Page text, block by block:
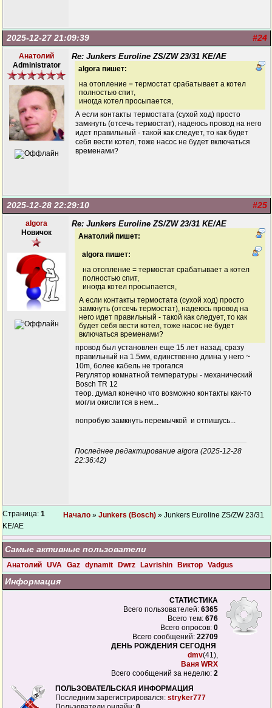
#24
2025-12-27 21:09:39
Анатолий
Administrator
Re: Junkers Euroline ZS/ZW 23/31 KE/AE
algora пишет:
на отопление = термостат срабатывает а котел
полностью спит,
иногда котел просыпается,
А если контакты термостата (сухой ход) просто
замкнуть (отсечь термостат), надеюсь провод на него
идет правильный - такой как следует, то как будет
себя вести котел, тоже насос не будет включаться
временами?
#25
2025-12-28 22:29:10
algora
Новичок
Re: Junkers Euroline ZS/ZW 23/31 KE/AE
Анатолий пишет:
algora пишет:
на отопление = термостат срабатывает а котел
полностью спит,
иногда котел просыпается,
А если контакты термостата (сухой ход) просто
замкнуть (отсечь термостат), надеюсь провод на
него идет правильный - такой как следует, то как
будет себя вести котел, тоже насос не будет
включаться временами?
провод был установлен еще 15 лет назад, сразу
правильный на 1.5мм, единственно длина у него ~
10m, более кабель не трогался
Регулятор комнатной температуры - механический
Bosch TR 12
теор. думал конечно что возможно контакты как-то
могли окислится в нем...
попробую замкнуть перемычкой и отпишусь...
Последнее редактирование algora (2025-12-28
22:36:42)
Страница: 1 Начало » Junkers (Bosch) » Junkers Euroline ZS/ZW 23/31
KE/AE
Самые активные пользователи
Анатолий UVA Gaz dynamit Dwrz Lavrishin Виктор Vadgus
Информация
СТАТИСТИКА
Всего пользователей: 6365
Всего тем: 676
Всего опросов: 0
Всего сообщений: 22709
ДЕНЬ РОЖДЕНИЯ СЕГОДНЯ
dmv(41),
Ваня WRX
Всего сообщений за неделю: 2
ПОЛЬЗОВАТЕЛЬСКАЯ ИНФОРМАЦИЯ
Последним зарегистрировался: stryker777